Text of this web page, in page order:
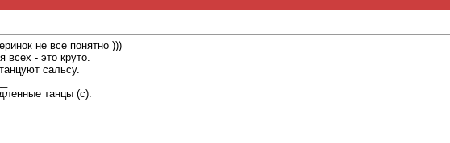
не все понятно )))
всех - это круто.
сальсу.
танцы (с).